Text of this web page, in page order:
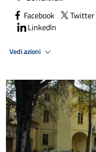
Facebook Twitter
LinkedIn
Vedi azioni